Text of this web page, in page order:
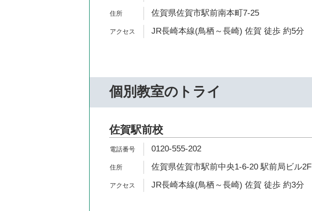
佐賀県佐賀市駅前南本町7-25
JR長崎本線(鳥栖～長崎) 佐賀 徒歩 約5分
個別教室のトライ
佐賀駅前校
0120-555-202
佐賀県佐賀市駅前中央1-6-20 駅前局ビル2F
JR長崎本線(鳥栖～長崎) 佐賀 徒歩 約3分